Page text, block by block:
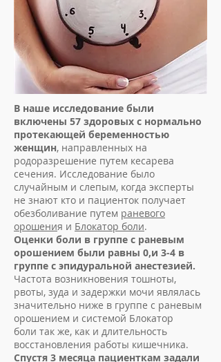
В наше исследование были
включены 57 здоровых с нормально
протекающей беременностью
женщин, направленных на
родоразрешение путем кесарева
сечения. Исследование было
случайным и слепым, когда эксперты
не знают кто и пациенток получает
обезболивание путем раневого
орошения и Блокатор боли.
Оценки боли в группе с раневым
орошением были равны 0,и 3-4 в
группе с эпидуральной анестезией.
Частота возникновения тошноты,
рвоты, зуда и задержки мочи являлась
значительно ниже в группе с раневым
орошением и системой Блокатор
боли так же, как и длительность
восстановления работы кишечника.
Спустя 3 месяца пациенткам задали